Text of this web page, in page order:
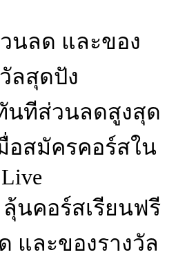
นลด และของ
ลสุดปัง
นทีส่วนลดสูงสุด
อสมัครคอร์สใน
Live
ลุ้นคอร์สเรียนฟรี
และของรางวัล